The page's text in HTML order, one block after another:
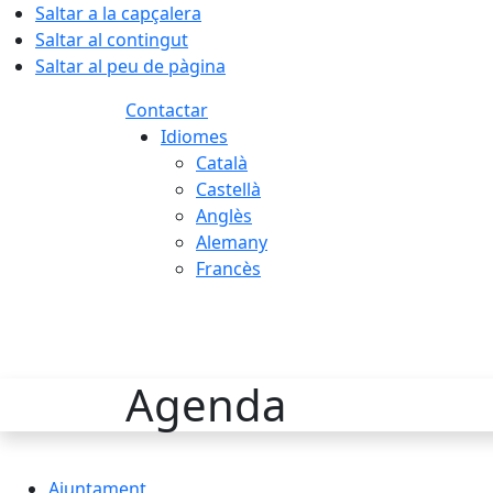
Saltar a la capçalera
Saltar al contingut
Saltar al peu de pàgina
Contactar
Idiomes
Català
Castellà
Anglès
Alemany
Francès
Agenda